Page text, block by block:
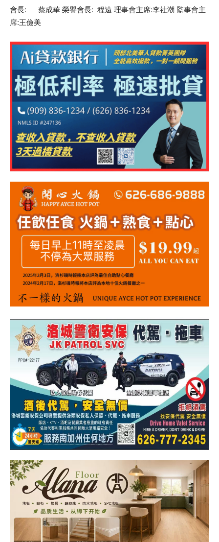
會長: 蔡成華 榮譽會長: 程遠 理事會主席:李社潮 監事會主
席:王儉美